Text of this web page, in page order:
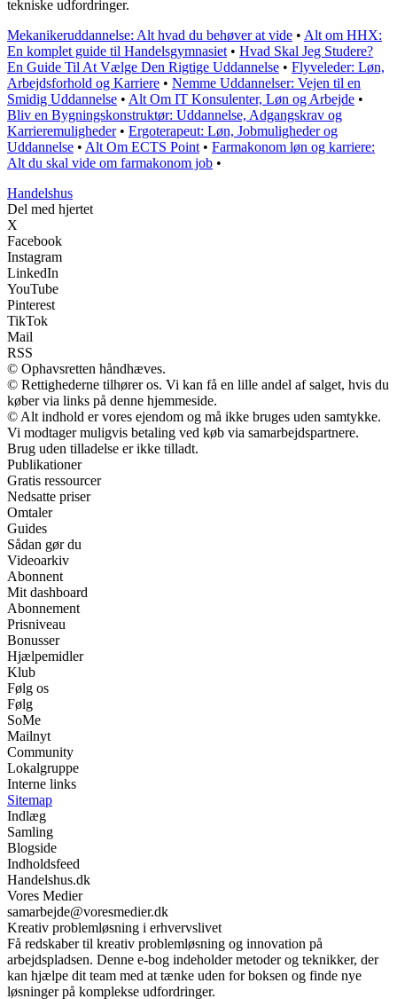
tekniske udfordringer.
Mekanikeruddannelse: Alt hvad du behøver at vide • Alt om HHX:
En komplet guide til Handelsgymnasiet • Hvad Skal Jeg Studere?
En Guide Til At Vælge Den Rigtige Uddannelse • Flyveleder: Løn,
Arbejdsforhold og Karriere • Nemme Uddannelser: Vejen til en
Smidig Uddannelse • Alt Om IT Konsulenter, Løn og Arbejde •
Bliv en Bygningskonstruktør: Uddannelse, Adgangskrav og
Karrieremuligheder• Ergoterapeut: Løn, Jobmuligheder og
Uddannelse • Alt Om ECTS Point • Farmakonom løn og karriere:
Alt du skal vide om farmakonom job •
Handelshus
Del med hjertet
X
Facebook
Instagram
LinkedIn
YouTube
Pinterest
TikTok
Mail
RSS
© Ophavsretten håndhæves.
© Rettighederne tilhører os. Vi kan få en lille andel af salget, hvis du
køber via links på denne hjemmeside.
© Alt indhold er vores ejendom og må ikke bruges uden samtykke.
Vi modtager muligvis betaling ved køb via samarbejdspartnere.
Brug uden tilladelse er ikke tilladt.
Publikationer
Gratis ressourcer
Nedsatte priser
Omtaler
Guides
Sådan gør du
Videoarkiv
Abonnent
Mit dashboard
Abonnement
Prisniveau
Bonusser
Hjælpemidler
Klub
Følg os
Følg
SoMe
Mailnyt
Community
Lokalgruppe
Interne links
Sitemap
Indlæg
Samling
Blogside
Indholdsfeed
Handelshus.dk
Vores Medier
samarbejde@voresmedier.dk
Kreativ problemløsning i erhvervslivet
Få redskaber til kreativ problemløsning og innovation på
arbejdspladsen. Denne e-bog indeholder metoder og teknikker, der
kan hjælpe dit team med at tænke uden for boksen og finde nye
løsninger på komplekse udfordringer.